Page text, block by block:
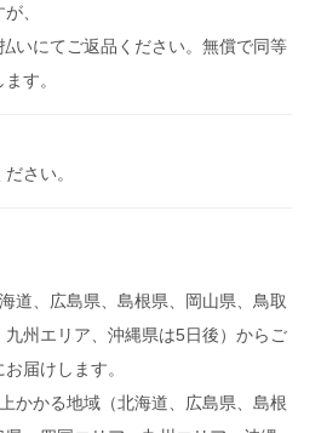
、
いにてご返品ください。無償で同等
す。
さい。
道、広島県、島根県、岡山県、鳥取
州エリア、沖縄県は5日後）からご
届けします。
かかる地域（北海道、広島県、島根